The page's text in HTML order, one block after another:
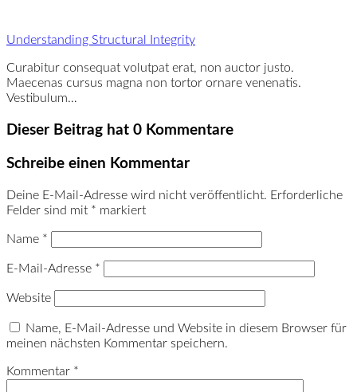
Understanding Structural Integrity
Curabitur consequat volutpat erat, non auctor justo.
Maecenas cursus magna non tortor ornare venenatis.
Vestibulum…
Dieser Beitrag hat 0 Kommentare
Schreibe einen Kommentar
Deine E-Mail-Adresse wird nicht veröffentlicht. Erforderliche
Felder sind mit * markiert
Name *
E-Mail-Adresse *
Website
Name, E-Mail-Adresse und Website in diesem Browser für
meinen nächsten Kommentar speichern.
Kommentar *